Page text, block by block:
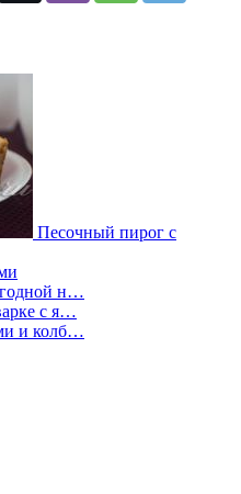
Песочный пирог с
н…
с я…
и колб…